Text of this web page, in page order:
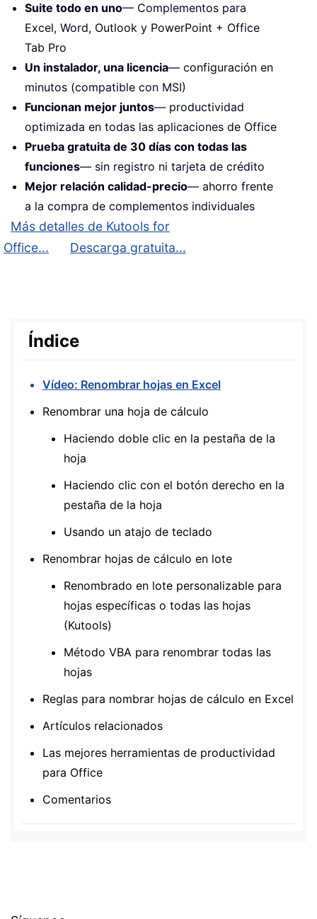
Suite todo en uno— Complementos para
Excel, Word, Outlook y PowerPoint + Office
Tab Pro
Un instalador, una licencia— configuración en
minutos (compatible con MSI)
Funcionan mejor juntos— productividad
optimizada en todas las aplicaciones de Office
Prueba gratuita de 30 días con todas las
funciones— sin registro ni tarjeta de crédito
Mejor relación calidad-precio— ahorro frente
a la compra de complementos individuales
Más detalles de Kutools for
Office...
Descarga gratuita...
Índice
Vídeo: Renombrar hojas en Excel
Renombrar una hoja de cálculo
Haciendo doble clic en la pestaña de la
hoja
Haciendo clic con el botón derecho en la
pestaña de la hoja
Usando un atajo de teclado
Renombrar hojas de cálculo en lote
Renombrado en lote personalizable para
hojas específicas o todas las hojas
(Kutools)
Método VBA para renombrar todas las
hojas
Reglas para nombrar hojas de cálculo en Excel
Artículos relacionados
Las mejores herramientas de productividad
para Office
Comentarios